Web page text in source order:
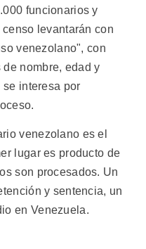
funcionarios y
levantarán con
venezolano", con
nombre, edad y
interesa por
venezolano es el
lugar es producto de
son procesados. Un
y sentencia, un
en Venezuela.